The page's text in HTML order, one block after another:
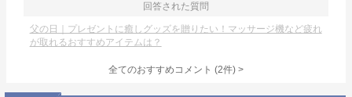
回答された質問
父の日｜プレゼントに癒しグッズを贈りたい！マッサージ機など疲れ
が取れるおすすめアイテムは？
全てのおすすめコメント (2件) >